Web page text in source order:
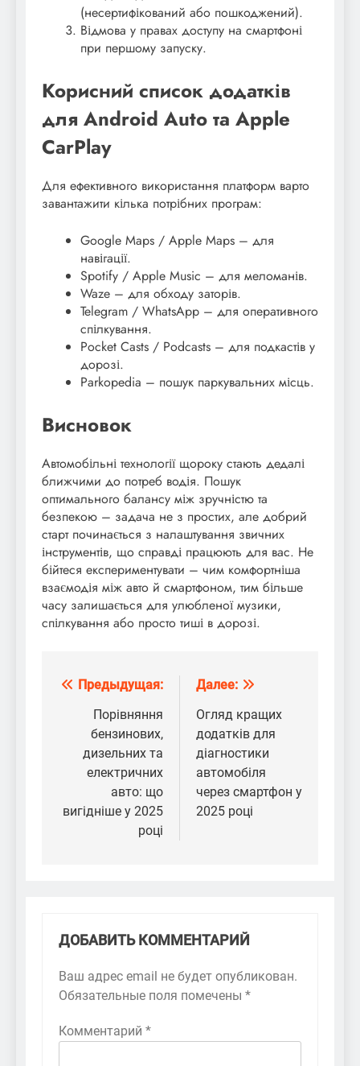
(несертифікований або пошкоджений).
Відмова у правах доступу на смартфоні
при першому запуску.
Корисний список додатків
для Android Auto та Apple
CarPlay
Для ефективного використання платформ варто
завантажити кілька потрібних програм:
Google Maps / Apple Maps – для
навігації.
Spotify / Apple Music – для меломанів.
Waze – для обходу заторів.
Telegram / WhatsApp – для оперативного
спілкування.
Pocket Casts / Podcasts – для подкастів у
дорозі.
Parkopedia – пошук паркувальних місць.
Висновок
Автомобільні технології щороку стають дедалі
ближчими до потреб водія. Пошук
оптимального балансу між зручністю та
безпекою – задача не з простих, але добрий
старт починається з налаштування звичних
інструментів, що справді працюють для вас. Не
бійтеся експериментувати – чим комфортніша
взаємодія між авто й смартфоном, тим більше
часу залишається для улюбленої музики,
спілкування або просто тиші в дорозі.
Навигация
записям
Предыдущая:
Порівняння
бензинових,
дизельних та
електричних
авто: що
вигідніше у 2025
році
Далее:
Огляд кращих
додатків для
діагностики
автомобіля
через смартфон у
2025 році
ДОБАВИТЬ КОММЕНТАРИЙ
Ваш адрес email не будет опубликован.
Обязательные поля помечены *
Комментарий *